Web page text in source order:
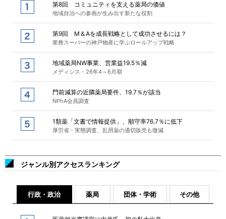
第8回 コミュニティを支える薬局の価値
地域自治への参画が生み出す新たな役割
第9回 M＆Aを成長戦略として成功させるには？
業務スーパーの神戸物産に学ぶロールアップ戦略
地域薬局NW事業、営業益19.5％減
メディシス・26年4～6月期
門前減算の近隣薬局要件、19.7％が該当
NPhA会員調査
1類薬「文書で情報提供」、順守率76.7％に低下
厚労省・実態調査、乱用薬の適切販売も微減
ジャンル別アクセスランキング
行政・政治 薬局 団体・学術 その他